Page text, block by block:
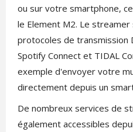
ou sur votre smartphone,
le Element M2. Le
protocoles de transmission
Spotify Connect et TIDAL
exemple d'envoyer votre
directement depuis un
De nombreux services de
également accessibles